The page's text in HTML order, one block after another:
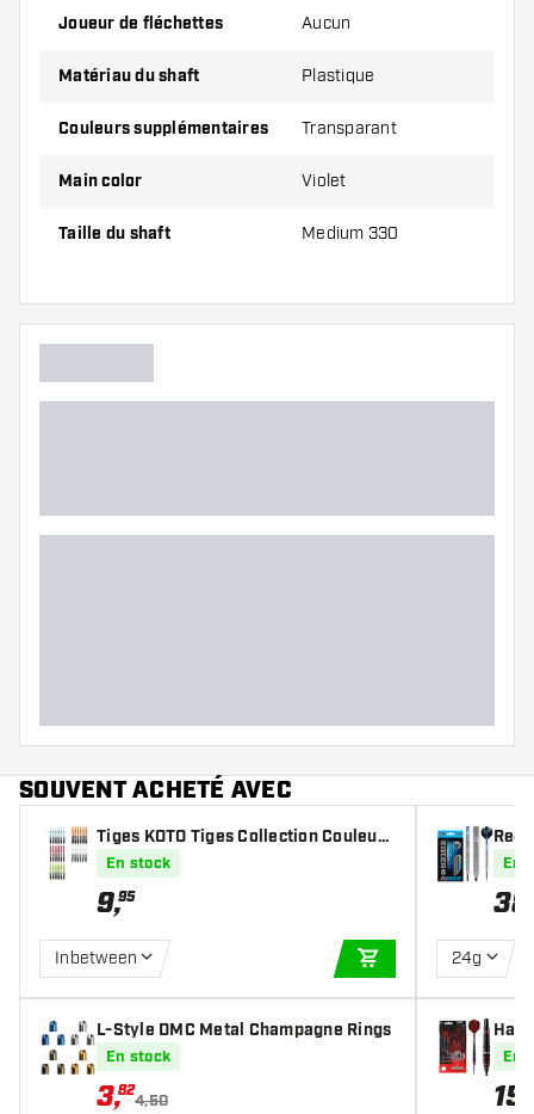
Inbetween,
l'image
Les tiges sont vendus par lot de 3.
Veillez à disposer d'un grand nombre d'ailettes
cassés à l'usage.
Joueur de fléchettes Aucun
Matériau du shaft Plastique
Couleurs supplémentaires Transparant
Main color Violet
Taille du shaft Medium 330
SOUVENT ACHETÉ AVEC
Tiges KOTO Tiges Collection Couleurs
- 10 sets
En stock
9,95
Inbetween
AJOUTER AU
L-Style DMC Metal Champagne Rings
En stock
3,82
4,50
Red
s
En
38
24g
En
15